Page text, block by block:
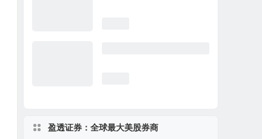
盈透证券：全球最大美股券商